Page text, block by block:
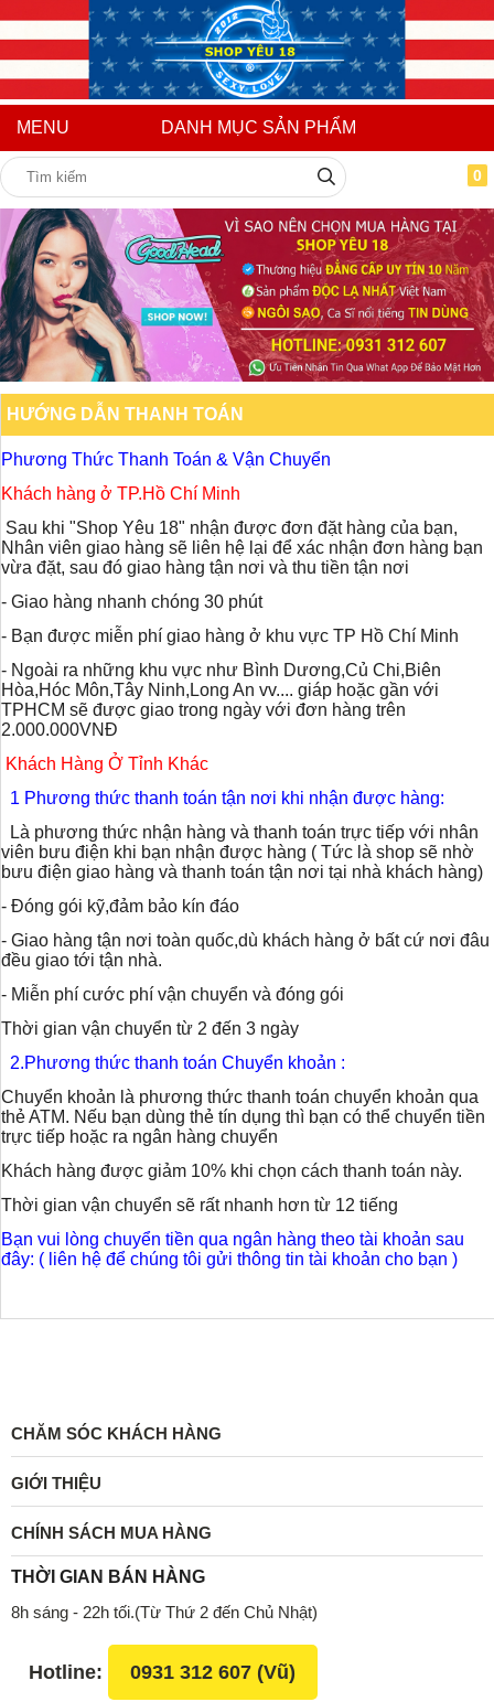
MENU DANH MỤC SẢN PHẨM
0
HƯỚNG DẪN THANH TOÁN
Phương Thức Thanh Toán & Vận Chuyển
Khách hàng ở TP.Hồ Chí Minh
Sau khi "Shop Yêu 18" nhận được đơn đặt hàng của bạn,
Nhân viên giao hàng sẽ liên hệ lại để xác nhận đơn hàng bạn
vừa đặt, sau đó giao hàng tận nơi và thu tiền tận nơi
- Giao hàng nhanh chóng 30 phút
- Bạn được miễn phí giao hàng ở khu vực TP Hồ Chí Minh
- Ngoài ra những khu vực như Bình Dương,Củ Chi,Biên
Hòa,Hóc Môn,Tây Ninh,Long An vv.... giáp hoặc gần với
TPHCM sẽ được giao trong ngày với đơn hàng trên
2.000.000VNĐ
Khách Hàng Ở Tỉnh Khác
1 Phương thức thanh toán tận nơi khi nhận được hàng:
Là phương thức nhận hàng và thanh toán trực tiếp với nhân
viên bưu điện khi bạn nhận được hàng ( Tức là shop sẽ nhờ
bưu điện giao hàng và thanh toán tận nơi tại nhà khách hàng)
- Đóng gói kỹ,đảm bảo kín đáo
- Giao hàng tận nơi toàn quốc,dù khách hàng ở bất cứ nơi đâu
đều giao tới tận nhà.
- Miễn phí cước phí vận chuyển và đóng gói
Thời gian vận chuyển từ 2 đến 3 ngày
2.Phương thức thanh toán Chuyển khoản :
Chuyển khoản là phương thức thanh toán chuyển khoản qua
thẻ ATM. Nếu bạn dùng thẻ tín dụng thì bạn có thể chuyển tiền
trực tiếp hoặc ra ngân hàng chuyển
Khách hàng được giảm 10% khi chọn cách thanh toán này.
Thời gian vận chuyển sẽ rất nhanh hơn từ 12 tiếng
Bạn vui lòng chuyển tiền qua ngân hàng theo tài khoản sau
đây: ( liên hệ để chúng tôi gửi thông tin tài khoản cho bạn )
CHĂM SÓC KHÁCH HÀNG
GIỚI THIỆU
CHÍNH SÁCH MUA HÀNG
THỜI GIAN BÁN HÀNG
8h sáng - 22h tối.(Từ Thứ 2 đến Chủ Nhật)
Hotline: 0931 312 607 (Vũ)